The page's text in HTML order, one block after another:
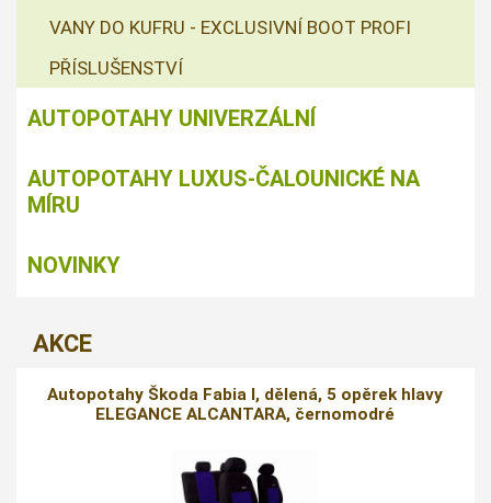
VANY DO KUFRU - EXCLUSIVNÍ BOOT PROFI
PŘÍSLUŠENSTVÍ
AUTOPOTAHY UNIVERZÁLNÍ
AUTOPOTAHY LUXUS-ČALOUNICKÉ NA
MÍRU
NOVINKY
AKCE
Autopotahy Škoda Fabia I, dělená, 5 opěrek hlavy
ELEGANCE ALCANTARA, černomodré